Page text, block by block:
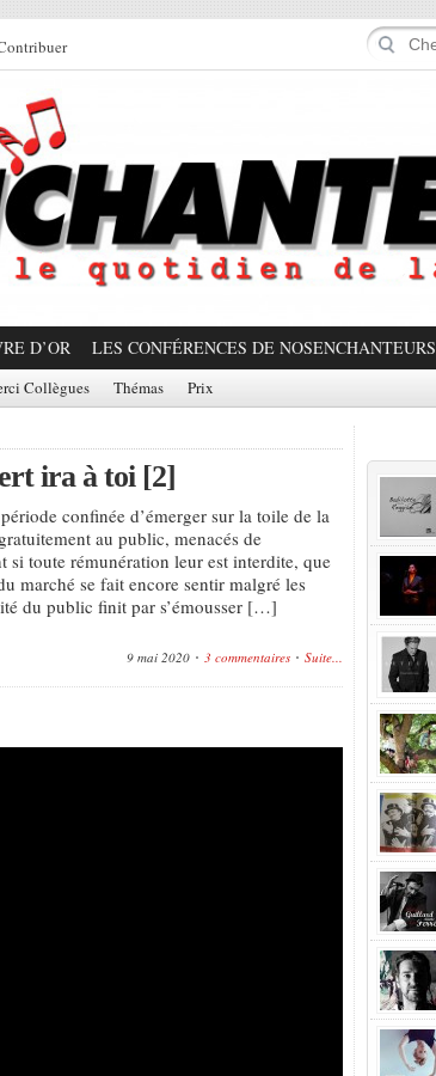
D’OR LES CONFÉRENCES DE NOSENCHANTEURS
Collègues Thémas Prix
ira à toi [2]
confinée d’émerger sur la toile de la
au public, menacés de
si toute rémunération leur est interdite, que
marché se fait encore sentir malgré les
du public finit par s’émousser […]
9 mai 2020 3 commentaires Suite...